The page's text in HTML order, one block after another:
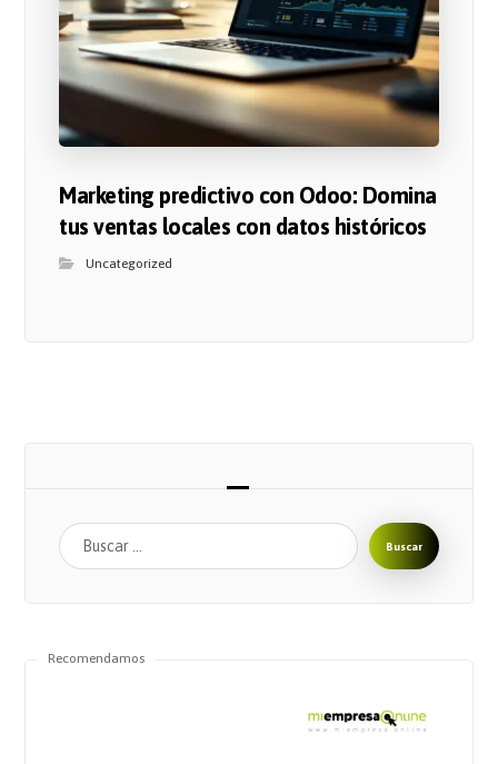
Marketing predictivo con Odoo: Domina
tus ventas locales con datos históricos
Uncategorized
Buscar
Recomendamos